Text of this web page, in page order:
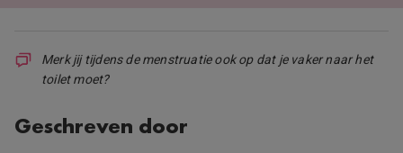
Merk jij tijdens de menstruatie ook op dat je vaker naar het
toilet moet?
Geschreven door